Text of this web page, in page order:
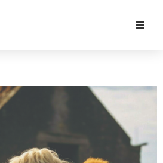
Culture & Loisirs